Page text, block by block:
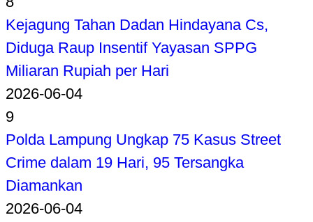
Kejagung Tahan Dadan Hindayana Cs,
Diduga Raup Insentif Yayasan SPPG
Miliaran Rupiah per Hari
2026-06-04
9
Polda Lampung Ungkap 75 Kasus Street
Crime dalam 19 Hari, 95 Tersangka
Diamankan
2026-06-04